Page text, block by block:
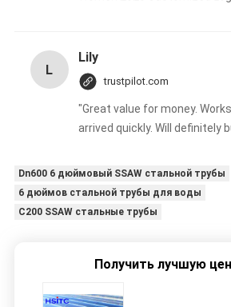
L
Lily
trustpilot.com
"Great value for money.
arrived quickly. Will definitely
Dn600 6 дюймовый SSAW стальной трубы
6 дюймов стальной трубы для воды
C200 SSAW стальные трубы
Получить лучшую